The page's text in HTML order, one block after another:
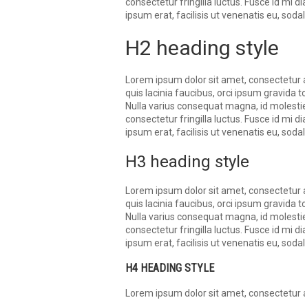
ipsum erat, facilisis ut venenatis eu,
H2 heading style
Lorem ipsum dolor sit amet,
quis lacinia faucibus, orci ipsum gravida
Nulla varius consequat magna, id
consectetur fringilla luctus. Fusce id mi
ipsum erat, facilisis ut venenatis eu,
H3 heading style
Lorem ipsum dolor sit amet,
quis lacinia faucibus, orci ipsum gravida
Nulla varius consequat magna, id
consectetur fringilla luctus. Fusce id mi
ipsum erat, facilisis ut venenatis eu,
H4 HEADING STYLE
Lorem ipsum dolor sit amet,